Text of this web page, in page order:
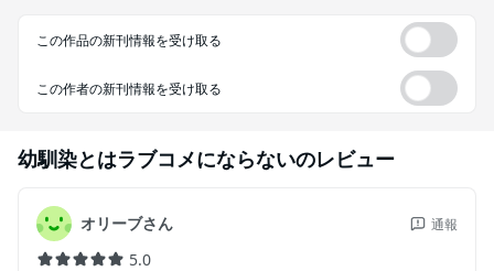
この作品の新刊情報を受け取る
この作者の新刊情報を受け取る
幼馴染とはラブコメにならないのレビュー
オリーブさん 通報
5.0